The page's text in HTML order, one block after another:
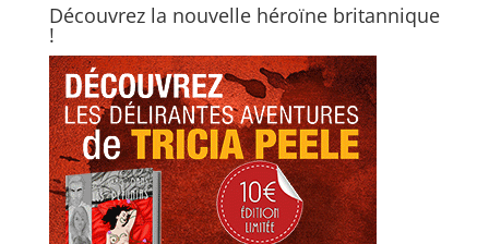
Découvrez la nouvelle héroïne britannique
!